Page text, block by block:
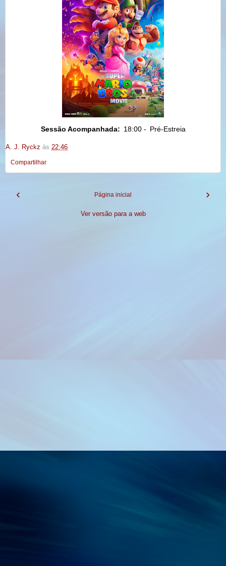
Sessão Acompanhada: 18:00 - Pré-Estreia
A. J. Ryckz às 22:46
Compartilhar
‹ ›
Página inicial
Ver versão para a web